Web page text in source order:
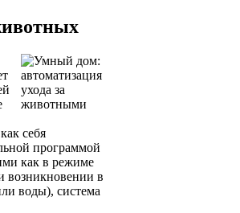
себя
программой
как в режиме
возникновении в
воды), система